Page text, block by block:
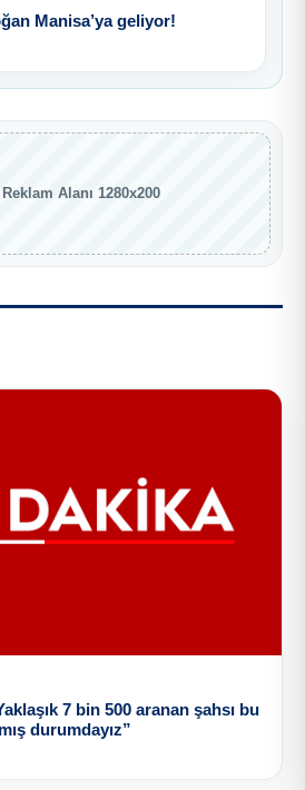
Manisa’ya geliyor!
Alanı 1280x200
7 bin 500 aranan şahsı bu
durumdayız”